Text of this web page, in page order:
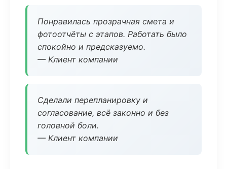
Понравилась прозрачная смета и
фотоотчёты с этапов. Работать было
спокойно и предсказуемо.
— Клиент компании
Сделали перепланировку и
согласование, всё законно и без
головной боли.
— Клиент компании